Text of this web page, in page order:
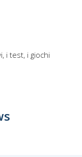
i test, i giochi